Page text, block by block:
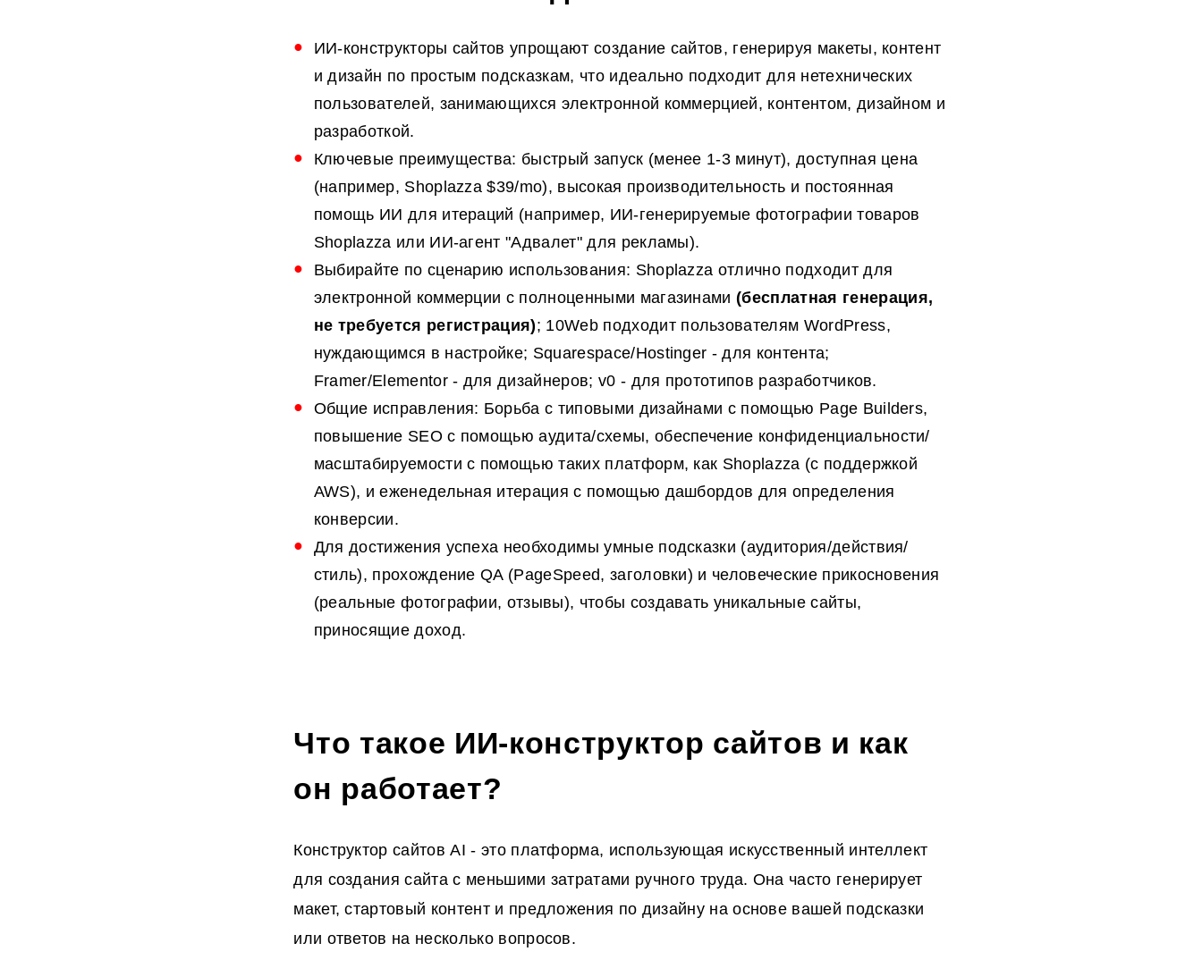
ИИ-конструкторы сайтов упрощают создание сайтов, генерируя макеты, контент
и дизайн по простым подсказкам, что идеально подходит для нетехнических
пользователей, занимающихся электронной коммерцией, контентом, дизайном и
разработкой.
Ключевые преимущества: быстрый запуск (менее 1-3 минут), доступная цена
(например, Shoplazza $39/mo), высокая производительность и постоянная
помощь ИИ для итераций (например, ИИ-генерируемые фотографии товаров
Shoplazza или ИИ-агент "Адвалет" для рекламы).
Выбирайте по сценарию использования: Shoplazza отлично подходит для
электронной коммерции с полноценными магазинами (бесплатная генерация,
не требуется регистрация); 10Web подходит пользователям WordPress,
нуждающимся в настройке; Squarespace/Hostinger - для контента;
Framer/Elementor - для дизайнеров; v0 - для прототипов разработчиков.
Общие исправления: Борьба с типовыми дизайнами с помощью Page Builders,
повышение SEO с помощью аудита/схемы, обеспечение конфиденциальности/
масштабируемости с помощью таких платформ, как Shoplazza (с поддержкой
AWS), и еженедельная итерация с помощью дашбордов для определения
конверсии.
Для достижения успеха необходимы умные подсказки (аудитория/действия/
стиль), прохождение QA (PageSpeed, заголовки) и человеческие прикосновения
(реальные фотографии, отзывы), чтобы создавать уникальные сайты,
приносящие доход.
Что такое ИИ-конструктор сайтов и как
он работает?
Конструктор сайтов AI - это платформа, использующая искусственный интеллект
для создания сайта с меньшими затратами ручного труда. Она часто генерирует
макет, стартовый контент и предложения по дизайну на основе вашей подсказки
или ответов на несколько вопросов.